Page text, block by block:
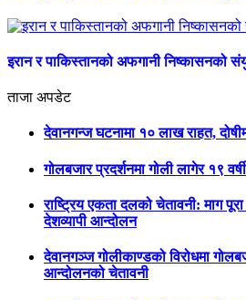
इरान र पाकिस्तानको अफगानी निष्कासनको
ताजा अपडेट
देवानगन्ज घटनामा १० लाख राहत,
गोलबजार प्रदर्शनमा गोली लागेर १९
राष्ट्रिय एकता दलको चेतावनी: माग
देशव्यापी आन्दोलन
देवानगञ्ज गोलीकाण्डको विरोधमा
आन्दोलनको चेतावनी